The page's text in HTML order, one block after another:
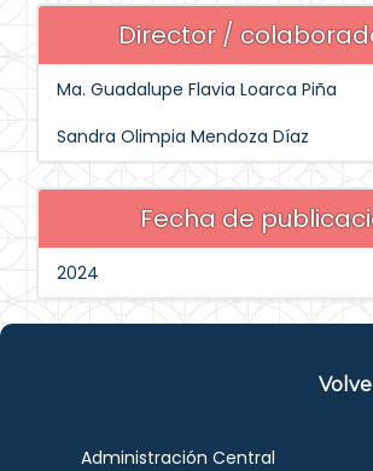
Director /
Ma. Guadalupe Flavia Loarca Piña
Sandra Olimpia Mendoza Díaz
Fecha de
2024
Administración Central